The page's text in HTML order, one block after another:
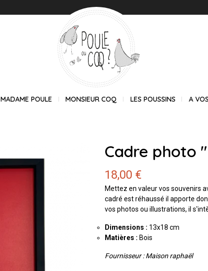
MADAME POULE MONSIEUR COQ LES POUSSINS A
Cadre photo
18,00 €
Mettez en valeur vos souvenirs
cadré est réhaussé il apporte
vos photos ou illustrations, il
Dimensions : 13x18 cm
Matières : Bois
Fournisseur : Maison raphaël